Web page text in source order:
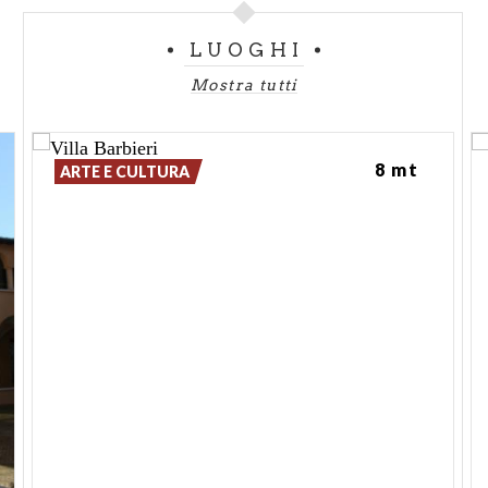
che riguarda le stanze voltate, stalle in caso
Da rilevare inoltre che l'accesso al castello, segnato
una passerella e da piccole finestrelle a sesto acuto
e a tutto sesto, così come la torre posta accanto al
LUOGHI
Mostra tutti
ARTE E CULTURA 8 mt